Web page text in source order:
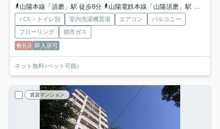
山陽本線「須磨」駅 徒歩8分
山陽電鉄本線「山陽須磨」駅 徒歩7分
バス・トイレ別 室内洗濯機置場 エアコン
バルコニー
フローリング
都市ガス
敷礼0 即入居可
ネット無料♪ペット可能♪
賃貸マンション